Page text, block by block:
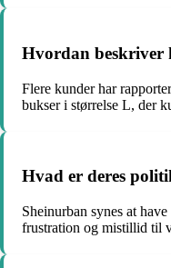
Hvordan beskriver
Flere kunder har
bukser i størrelse L, der
Hvad er deres
Sheinurban synes at
frustration og mistillid til